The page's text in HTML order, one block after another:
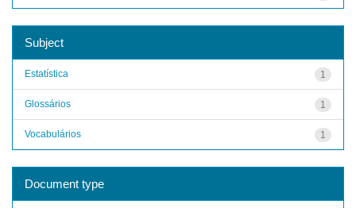
Subject
1
Estatística
1
Glossários
1
Vocabulários
Document type